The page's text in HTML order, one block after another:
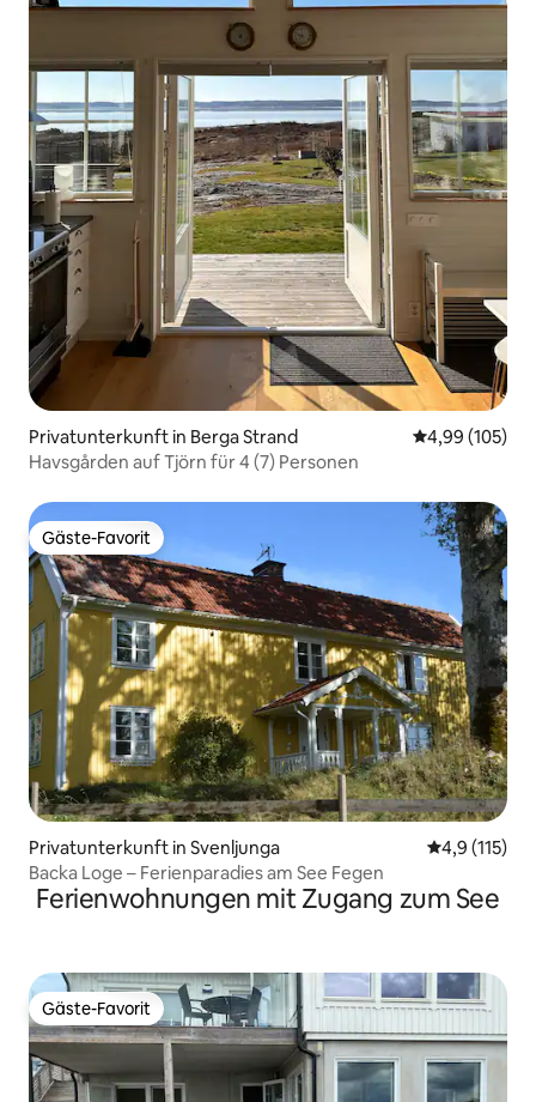
Privatunterkunft in Berga Strand
4,99 (105)
Havsgården auf Tjörn für 4 (7) Personen
Gäste-Favorit
Gäste-Favorit
Privatunterkunft in Svenljunga
4,9 (115)
Backa Loge – Ferienparadies am See Fegen
Ferienwohnungen mit Zugang zum See
Gäste-Favorit
Gäste-Favorit